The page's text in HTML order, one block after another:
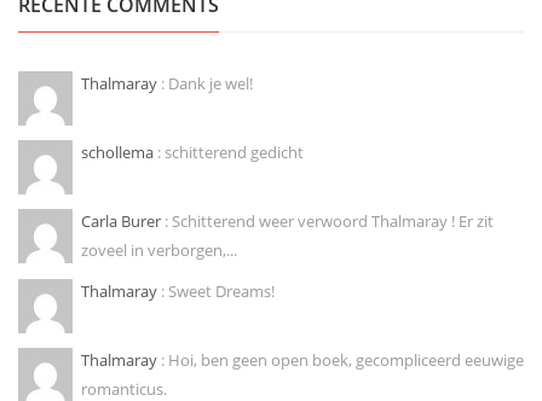
Thalmaray : Dank je wel!
schollema : schitterend gedicht
Carla Burer : Schitterend weer verwoord Thalmaray ! Er zit
zoveel in verborgen,...
Thalmaray : Sweet Dreams!
Thalmaray : Hoi, ben geen open boek, gecompliceerd eeuwige
romanticus.